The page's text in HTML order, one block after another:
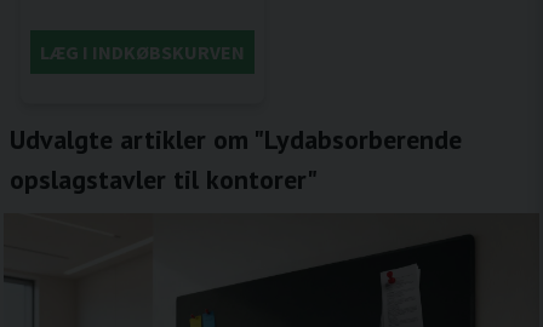
LÆG I INDKØBSKURVEN
Udvalgte artikler om "Lydabsorberende
opslagstavler til kontorer"